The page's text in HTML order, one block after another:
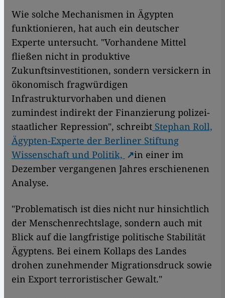
Wie solche Mechanismen in Ägypten
funktionieren, hat auch ein deutscher
Experte untersucht. "Vorhandene Mittel
fließen nicht in produktive
Zukunftsinvestitionen, sondern versickern in
ökono­misch fragwürdigen
Infrastrukturvorhaben und dienen
zumindest indirekt der Finanzierung polizei­
staatlicher Repression", schreibt Stephan Roll,
Ägypten-Experte der Berliner Stiftung
Wissenschaft und Politik,
in einer im
Dezember vergangenen Jahres erschienenen
Analyse.
"Problematisch ist dies nicht nur hinsichtlich
der Menschenrechtslage, sondern auch mit
Blick auf die langfristige politische Stabilität
Ägyptens. Bei einem Kollaps des Landes
drohen zu­nehmender Migrationsdruck sowie
ein Export terroristischer Gewalt."